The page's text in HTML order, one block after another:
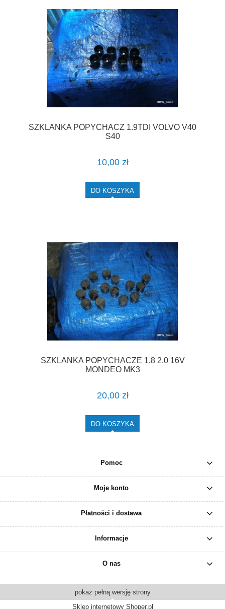
SZKLANKA POPYCHACZ 1.9TDI VOLVO V40
S40
10,00 zł
DO KOSZYKA
SZKLANKA POPYCHACZE 1.8 2.0 16V
MONDEO MK3
20,00 zł
DO KOSZYKA
Pomoc
Moje konto
Płatności i dostawa
Informacje
O nas
pokaż pełną wersję strony
Sklep internetowy Shoper.pl